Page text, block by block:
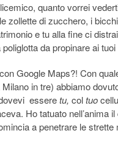
quanto vorrei
zollette di zucchero, i
e tu alla fine ci
da propinare ai tuoi
Google Maps?! Con
in tre) abbiamo
esseretu, coltuo
Ho tatuato nell’anima
a penetrare le